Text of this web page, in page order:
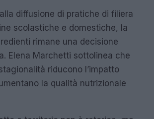
diffusione di pratiche di filiera
scolastiche e domestiche, la
rimane una decisione
Elena Marchetti sottolinea che
riducono l’impatto
la qualità nutrizionale